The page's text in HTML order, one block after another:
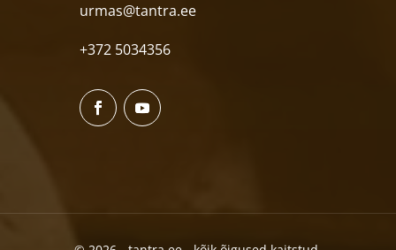
urmas@tantra.ee
+372 5034356